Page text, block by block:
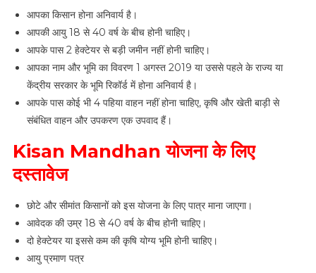
आपका किसान होना अनिवार्य है।
आपकी आयु 18 से 40 वर्ष के बीच होनी चाहिए।
आपके पास 2 हेक्टेयर से बड़ी जमीन नहीं होनी चाहिए।
आपका नाम और भूमि का विवरण 1 अगस्त 2019 या उससे पहले के राज्य या
केंद्रीय सरकार के भूमि रिकॉर्ड में होना अनिवार्य है।
आपके पास कोई भी 4 पहिया वाहन नहीं होना चाहिए, कृषि और खेती बाड़ी से
संबंधित वाहन और उपकरण एक उपवाद हैं।
Kisan Mandhan योजनाकेलिए
दस्तावेज
छोटे और सीमांत किसानों को इस योजना के लिए पात्र माना जाएगा।
आवेदक की उम्र 18 से 40 वर्ष के बीच होनी चाहिए।
दो हेक्टेयर या इससे कम की कृषि योग्य भूमि होनी चाहिए।
आयु प्रमाण पत्र